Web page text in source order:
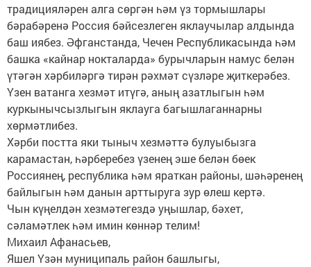
традицияләрен алга сөргән һәм үз тормышлары
бәрабәренә Россия бәйсезлеген яклаучылар алдында
баш иябез. Әфганстанда, Чечен Республикасында һәм
башка «кайнар нокталарда» бурычларын намус белән
үтәгән хәрбиләргә тирән рәхмәт сүзләре җиткерәбез.
Үзен ватанга хезмәт итүгә, аның азатлыгын һәм
куркынычсызлыгын яклауга багышлаганнарны
хөрмәтлибез.
Хәрби постта яки тыныч хезмәттә булуыбызга
карамастан, һәрберебез үзенең эше белән бөек
Россиянең, респуб­лика һәм яраткан районы, шәһәренең
байлыгын һәм данын арттыруга зур өлеш кертә.
Чын күңелдән хезмәтегездә уңышлар, бәхет,
сәламәтлек һәм имин көннәр телим!
Михаил Афанасьев,
Яшел Үзән муниципаль район башлыгы,